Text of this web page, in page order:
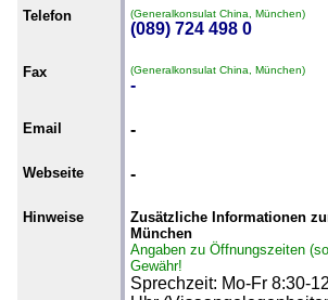
Telefon (Generalkonsulat China, München)
(089) 724 498 0
Fax (Generalkonsulat China, München)
-
Email -
Webseite -
Hinweise
Zusätzliche Informationen
München
Angaben zu Öffnungszeiten
Gewähr!
Sprechzeit: Mo-Fr 8:30-